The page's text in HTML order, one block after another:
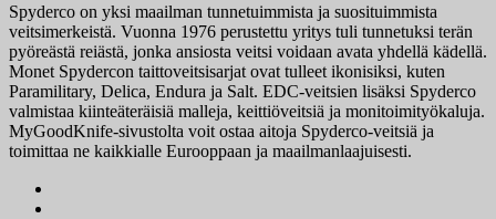
Spyderco on yksi maailman tunnetuimmista ja suosituimmista
veitsimerkeistä. Vuonna 1976 perustettu yritys tuli tunnetuksi terän
pyöreästä reiästä, jonka ansiosta veitsi voidaan avata yhdellä kädellä.
Monet Spydercon taittoveitsisarjat ovat tulleet ikonisiksi, kuten
Paramilitary, Delica, Endura ja Salt. EDC-veitsien lisäksi Spyderco
valmistaa kiinteäteräisiä malleja, keittiöveitsiä ja monitoimityökaluja.
MyGoodKnife-sivustolta voit ostaa aitoja Spyderco-veitsiä ja
toimittaa ne kaikkialle Eurooppaan ja maailmanlaajuisesti.